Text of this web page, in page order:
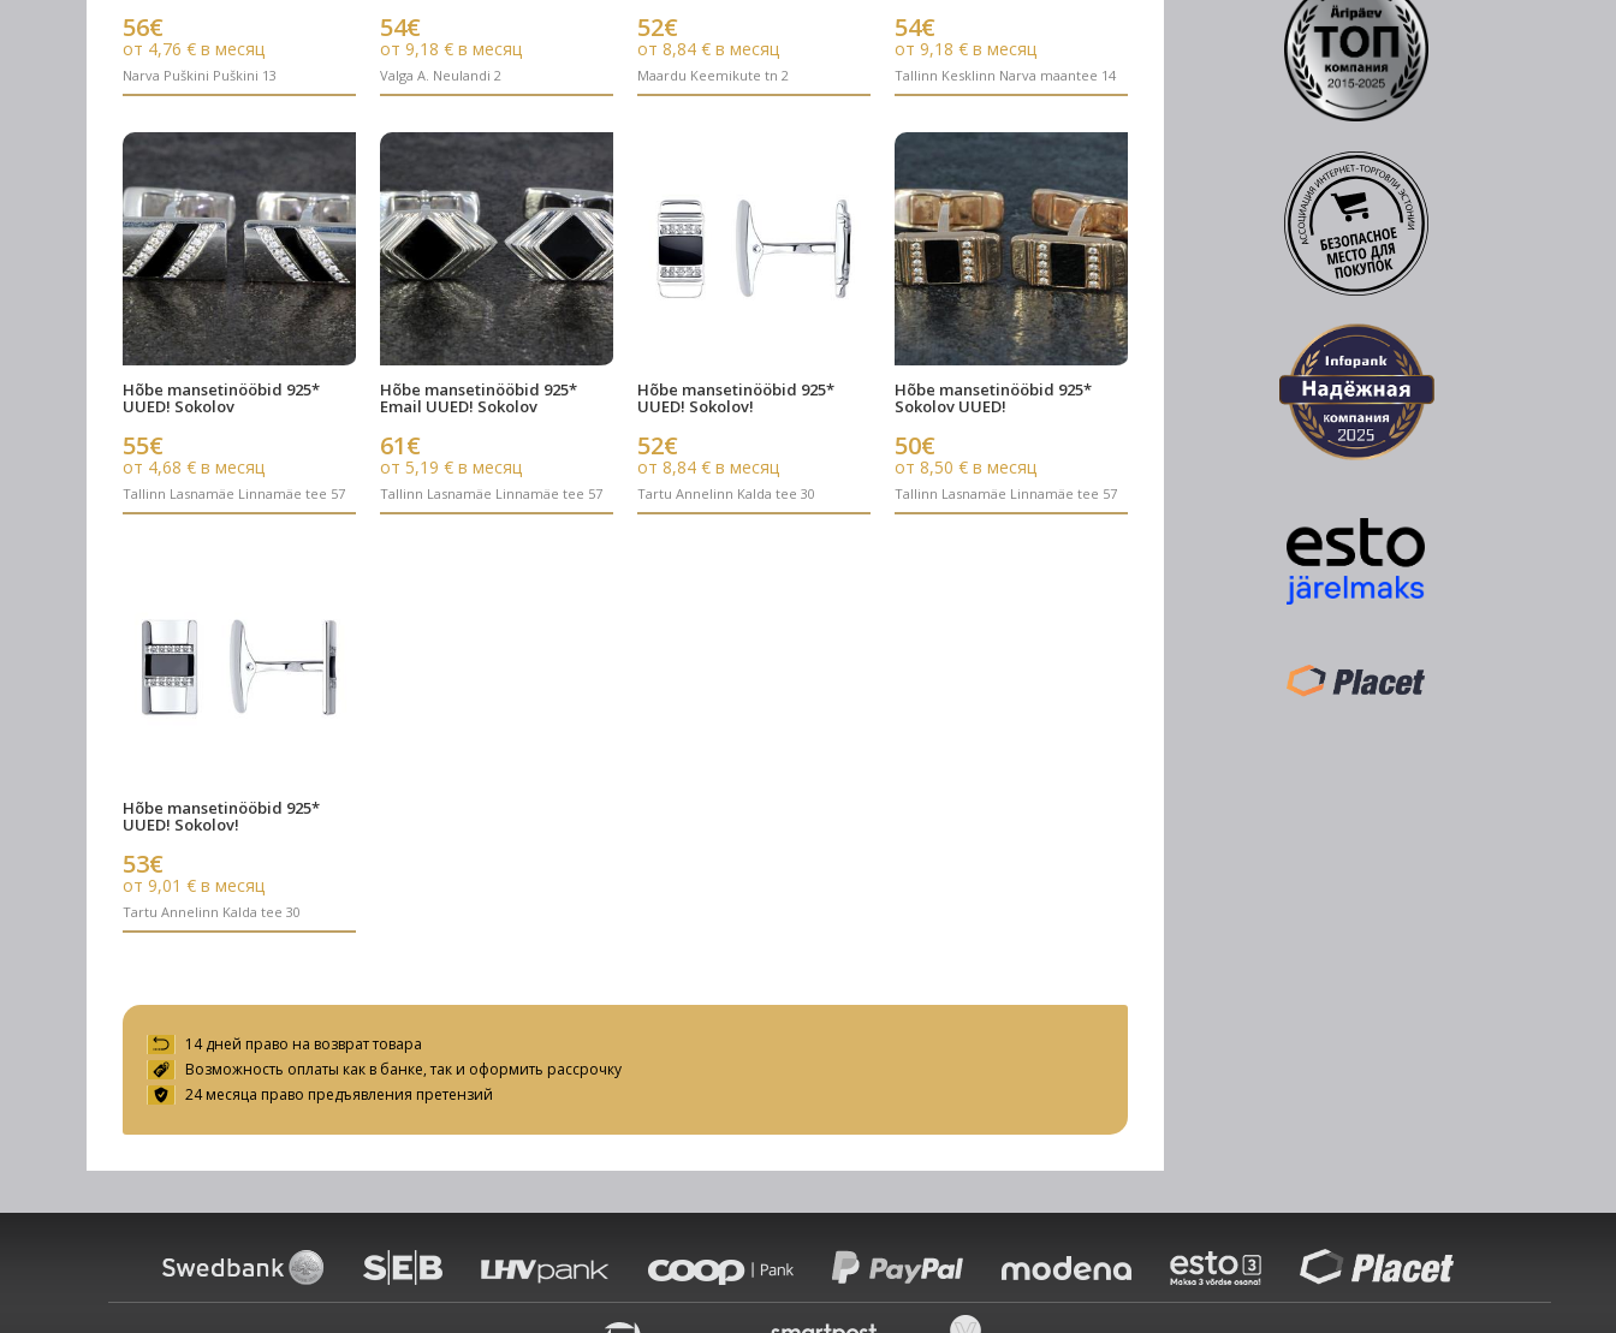
56€
от 4,76 € в месяц
Narva Puškini Puškini 13
54€
от 9,18 € в месяц
Valga A. Neulandi 2
52€
от 8,84 € в месяц
Maardu Keemikute tn 2
54€
от 9,18 € в месяц
Tallinn Kesklinn Narva maantee 14
Hõbe mansetinööbid 925*
UUED! Sokolov
55€
от 4,68 € в месяц
Tallinn Lasnamäe Linnamäe tee 57
Hõbe mansetinööbid 925*
Email UUED! Sokolov
61€
от 5,19 € в месяц
Tallinn Lasnamäe Linnamäe tee 57
Hõbe mansetinööbid 925*
UUED! Sokolov!
52€
от 8,84 € в месяц
Tartu Annelinn Kalda tee 30
Hõbe mansetinööbid 925*
Sokolov UUED!
50€
от 8,50 € в месяц
Tallinn Lasnamäe Linnamäe tee 57
Hõbe mansetinööbid 925*
UUED! Sokolov!
53€
от 9,01 € в месяц
Tartu Annelinn Kalda tee 30
14 дней право на возврат товара
Возможность оплаты как в банке, так и оформить рассрочку
24 месяца право предъявления претензий